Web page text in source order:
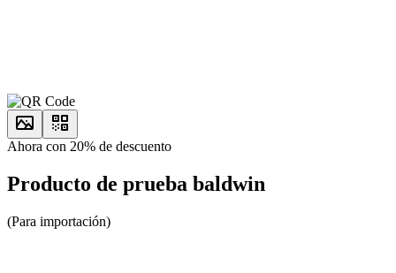
Ahora con 20% de descuento
Producto de prueba baldwin
(Para importación)